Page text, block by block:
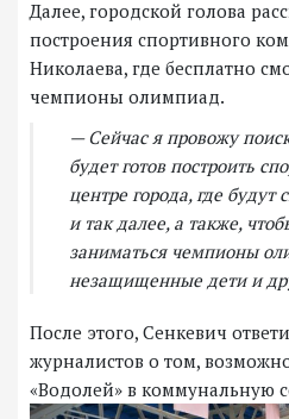
Далее, городской голова
построения спортивного
Николаева, где бесплатно
чемпионы олимпиад.
— Сейчас я провожу
будет готов построить
центре города, где
и так далее, а также,
заниматься чемпионы
незащищенные дети и
После этого, Сенкевич
журналистов о том,
«Водолей» в коммунальную